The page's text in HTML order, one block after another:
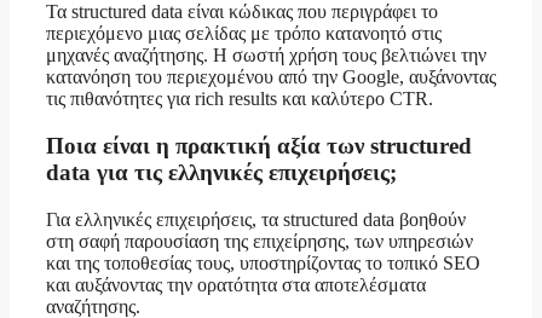
Τα structured data είναι κώδικας που περιγράφει το
περιεχόμενο μιας σελίδας με τρόπο κατανοητό στις
μηχανές αναζήτησης. Η σωστή χρήση τους βελτιώνει την
κατανόηση του περιεχομένου από την Google, αυξάνοντας
τις πιθανότητες για rich results και καλύτερο CTR.
Ποια είναι η πρακτική αξία των structured
data για τις ελληνικές επιχειρήσεις;
Για ελληνικές επιχειρήσεις, τα structured data βοηθούν
στη σαφή παρουσίαση της επιχείρησης, των υπηρεσιών
και της τοποθεσίας τους, υποστηρίζοντας το τοπικό SEO
και αυξάνοντας την ορατότητα στα αποτελέσματα
αναζήτησης.